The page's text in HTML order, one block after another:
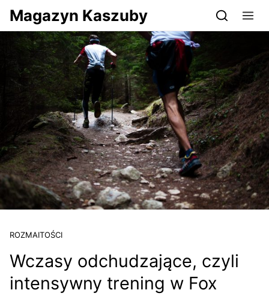
Przejdź do serwisu magazynkaszuby.pl
Magazyn Kaszuby
ROZMAITOŚCI
Wczasy odchudzające, czyli
intensywny trening w Fox